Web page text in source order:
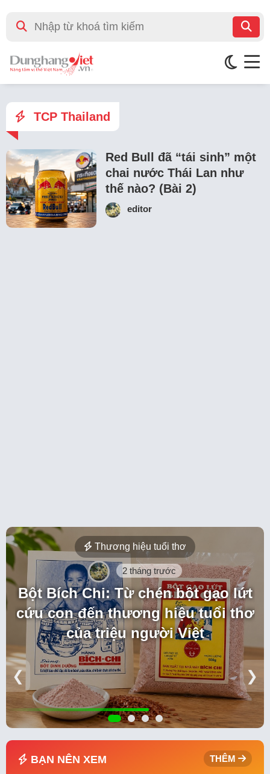
TCP Thailand
Red Bull đã “tái sinh” một
chai nước Thái Lan như
thế nào? (Bài 2)
editor
Thương hiệu tuổi thơ
2 tháng trước
Bột Bích Chi: Từ chén bột gạo lứt
cứu con đến thương hiệu tuổi thơ
của triệu người Việt
❮ ❯
BẠN NÊN XEM THÊM